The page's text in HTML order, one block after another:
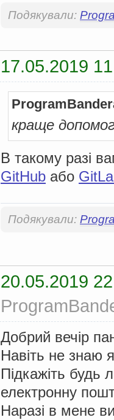
Подякували:
17.05.2019
краще
В такому разі
GitHub або
Подякували:
20.05.2019
Добрий вечір
Навіть не знаю
Підкажіть будь
електронну
Наразі в мене